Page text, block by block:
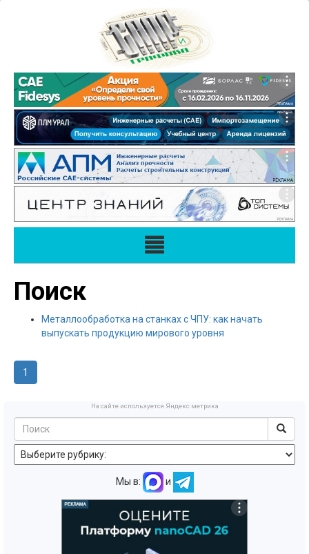
Поиск
Металлообработка на станках с ЧПУ: как начать
выпускать продукцию мирового уровня
1
На сайте используется Яндекс метрика
Мы в: и